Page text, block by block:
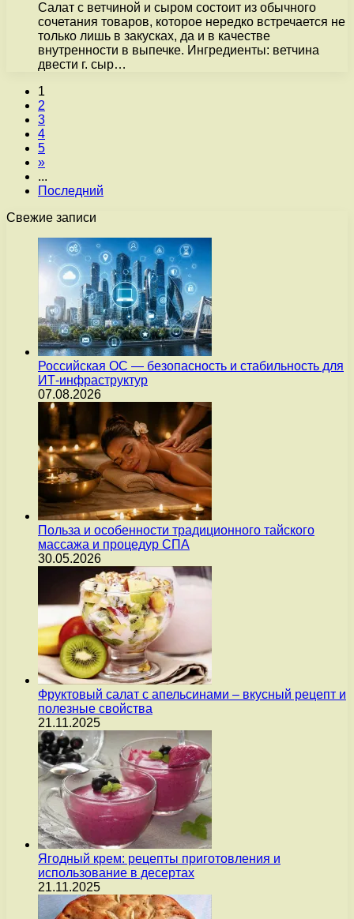
Салат с ветчиной и сыром состоит из обычного
сочетания товаров, которое нередко встречается не
только лишь в закусках, да и в качестве
внутренности в выпечке. Ингредиенты: ветчина
двести г. сыр…
1
2
3
4
5
»
...
Последний
Свежие записи
Российская ОС — безопасность и стабильность для
ИТ-инфраструктур
07.08.2026
Польза и особенности традиционного тайского
массажа и процедур СПА
30.05.2026
Фруктовый салат с апельсинами – вкусный рецепт и
полезные свойства
21.11.2025
Ягодный крем: рецепты приготовления и
использование в десертах
21.11.2025